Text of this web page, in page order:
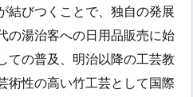
結びつくことで、独自の発展
の湯治客への日用品販売に始
ての普及、明治以降の工芸教
術性の高い竹工芸として国際